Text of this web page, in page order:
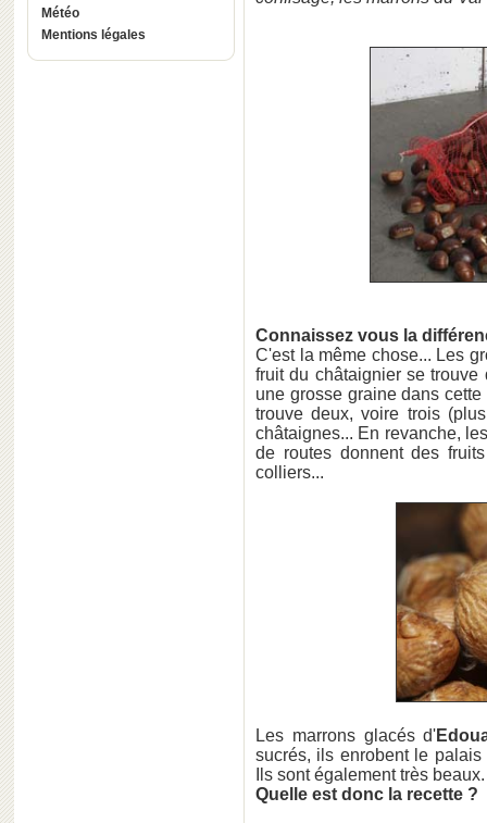
Météo
Mentions légales
Connaissez vous la
C'est la même chose... Les
fruit du châtaignier se
une grosse graine dans
trouve deux, voire trois
châtaignes... En revanche,
de routes donnent des
colliers...
Les marrons glacés d'
sucrés, ils enrobent le
Ils sont également très beaux.
Quelle est donc la recette ?